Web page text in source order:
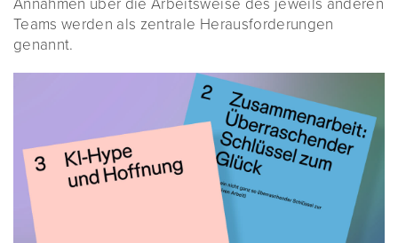
Teams werden als zentrale Herausforderungen
genannt.